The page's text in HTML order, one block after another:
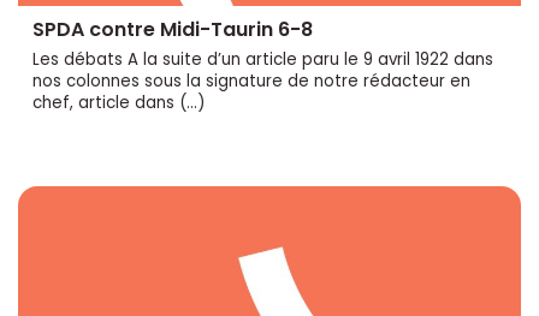
SPDA contre Midi-Taurin 6-8
Les débats A la suite d’un article paru le 9 avril 1922 dans
nos colonnes sous la signature de notre rédacteur en
chef, article dans (…)